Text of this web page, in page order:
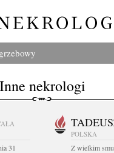
Inne nekrologi
31
POLSKA
Z wielkim